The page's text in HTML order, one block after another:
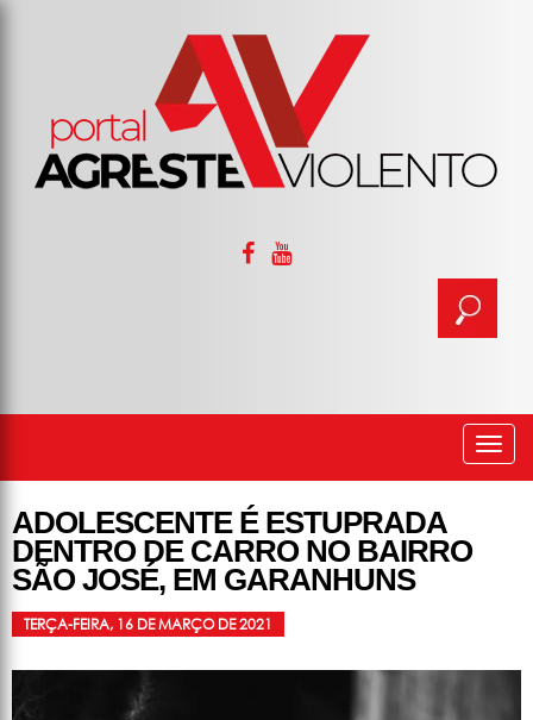
ADOLESCENTE É ESTUPRADA
DENTRO DE CARRO NO BAIRRO
SÃO JOSÉ, EM GARANHUNS
TERÇA-FEIRA, 16 DE MARÇO DE 2021